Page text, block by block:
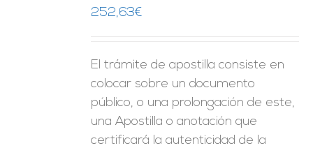
252,63€
El trámite de apostilla consiste en
colocar sobre un documento
público, o una prolongación de este,
una Apostilla o anotación que
certificará la autenticidad de la